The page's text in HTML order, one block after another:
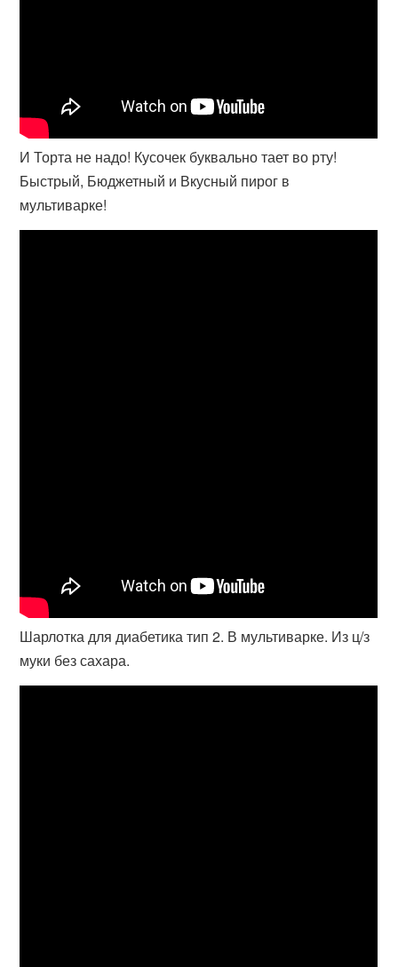
И Торта не надо! Кусочек буквально тает во рту!
Быстрый, Бюджетный и Вкусный пирог в
мультиварке!
Шарлотка для диабетика тип 2. В мультиварке. Из ц/з
муки без сахара.